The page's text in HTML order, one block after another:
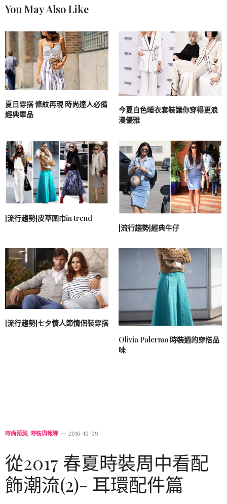
You May Also Like
夏日穿搭 條紋再現 時尚達人必備
經典單品
今夏白色睡衣套裝讓你穿得更浪
漫優雅
[流行趨勢]皮草圍巾in trend
[流行趨勢]經典牛仔
[流行趨勢]七夕情人節情侶裝穿搭
Olivia Palermo 時裝週的穿搭品
味
時尚預測, 時裝周報導 2016-10-09
從2017 春夏時裝周中看配
飾潮流(2)- 耳環配件篇